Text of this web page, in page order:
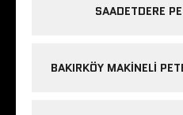
SAADETDERE
BAKIRKÖY MAKINELI